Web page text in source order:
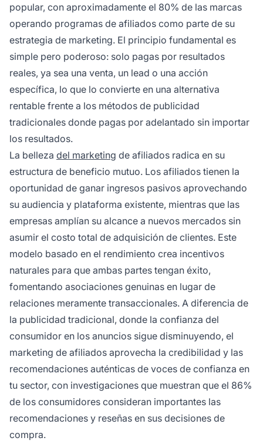
popular, con aproximadamente el 80% de las marcas
operando programas de afiliados como parte de su
estrategia de marketing. El principio fundamental es
simple pero poderoso: solo pagas por resultados
reales, ya sea una venta, un lead o una acción
específica, lo que lo convierte en una alternativa
rentable frente a los métodos de publicidad
tradicionales donde pagas por adelantado sin importar
los resultados.
La belleza del marketing de afiliados radica en su
estructura de beneficio mutuo. Los afiliados tienen la
oportunidad de ganar ingresos pasivos aprovechando
su audiencia y plataforma existente, mientras que las
empresas amplían su alcance a nuevos mercados sin
asumir el costo total de adquisición de clientes. Este
modelo basado en el rendimiento crea incentivos
naturales para que ambas partes tengan éxito,
fomentando asociaciones genuinas en lugar de
relaciones meramente transaccionales. A diferencia de
la publicidad tradicional, donde la confianza del
consumidor en los anuncios sigue disminuyendo, el
marketing de afiliados aprovecha la credibilidad y las
recomendaciones auténticas de voces de confianza en
tu sector, con investigaciones que muestran que el 86%
de los consumidores consideran importantes las
recomendaciones y reseñas en sus decisiones de
compra.